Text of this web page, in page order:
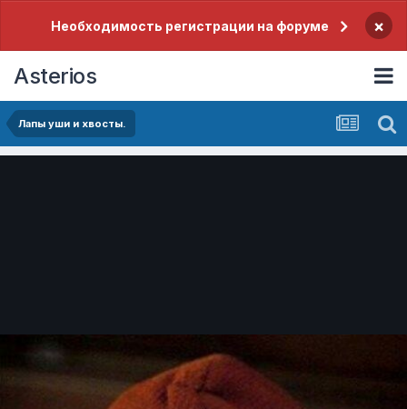
Необходимость регистрации на форуме ×
Asterios
Лапы уши и хвосты.